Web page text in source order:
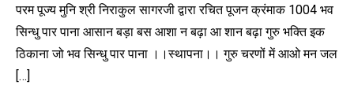
परम पूज्य मुनि श्री निराकुल सागरजी द्वारा रचित पूजन क्रंमाक 1004 भव
सिन्धु पार पाना आसान बड़ा बस आशा न बढ़ा आ शान बढ़ा गुरु भक्ति इक
ठिकाना जो भव सिन्धु पार पाना ।।स्थापना।। गुरु चरणों में आओ मन जल
[…]